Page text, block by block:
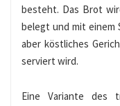
besteht. Das Brot
belegt und mit einem
aber köstliches
serviert wird.
Eine Variante des